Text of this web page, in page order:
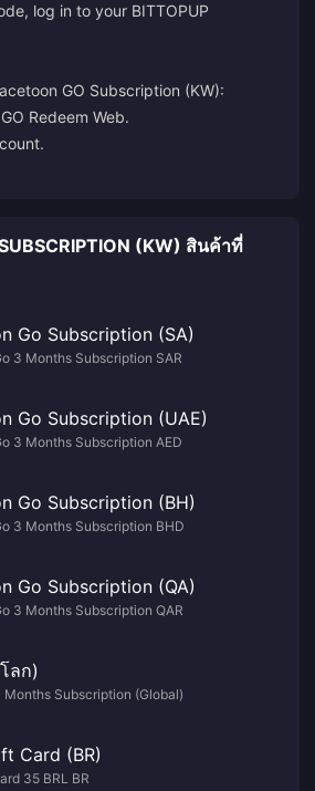
log in to your BITTOPUP
GO Subscription (KW):
Redeem Web.
(KW) สินค้าที่
Go Subscription (SA)
3 Months Subscription SAR
Go Subscription (UAE)
3 Months Subscription AED
Go Subscription (BH)
3 Months Subscription BHD
Go Subscription (QA)
3 Months Subscription QAR
ลก)
Months Subscription (Global)
Card (BR)
35 BRL BR